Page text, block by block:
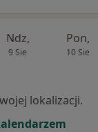
Ndz,
9 Sie
Pon,
10 Sie
lokalizacji.